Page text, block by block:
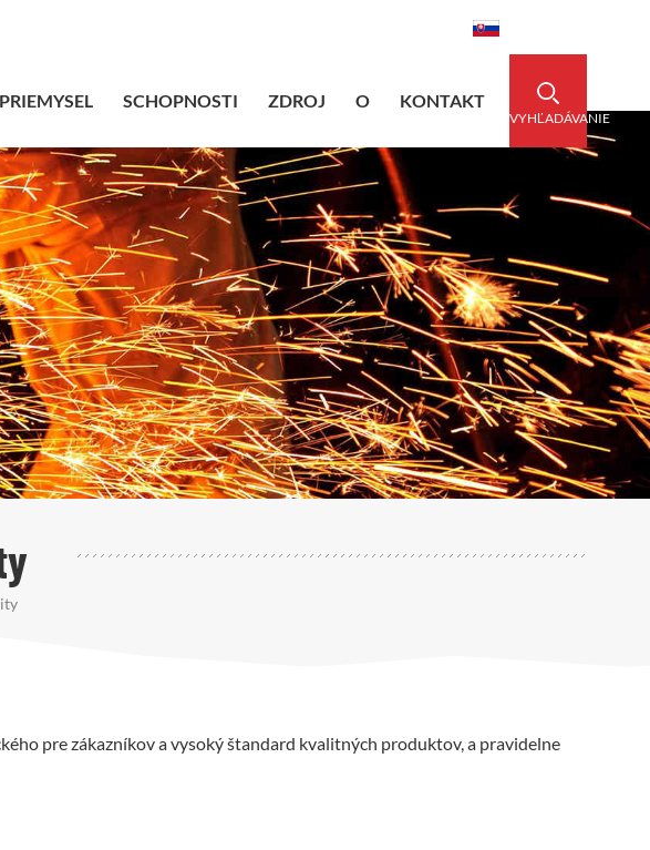
VYHĽADÁVANIE
PRIEMYSEL SCHOPNOSTI ZDROJ O KONTAKT
pre zákazníkov a vysoký štandard kvalitných produktov, a pravidelne